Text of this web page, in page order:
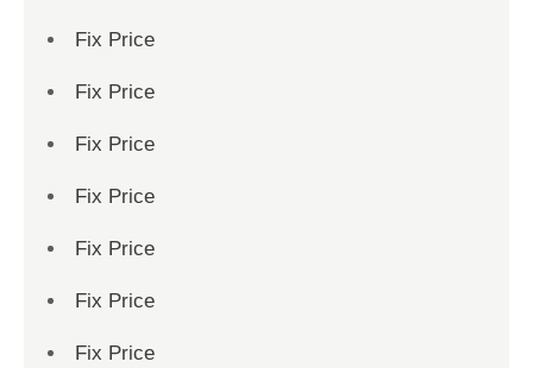
Fix Price
Fix Price
Fix Price
Fix Price
Fix Price
Fix Price
Fix Price